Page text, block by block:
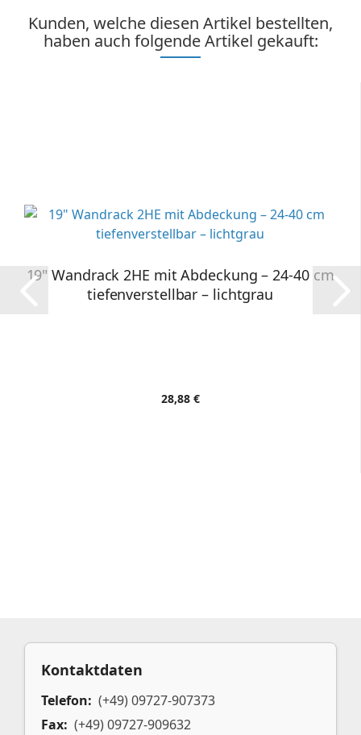
Kunden, welche diesen Artikel bestellten,
haben auch folgende Artikel gekauft:
19" Wandrack 2HE mit Abdeckung – 24-40 cm
tiefenverstellbar – lichtgrau
28,88 €
Kontaktdaten
Telefon: (+49) 09727-907373
Fax: (+49) 09727-909632